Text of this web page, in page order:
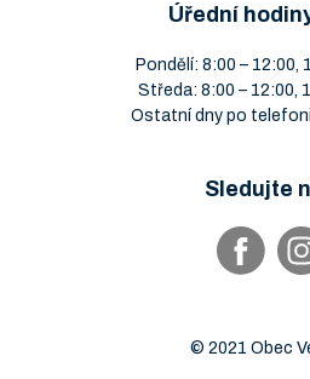
Úřední
Pondělí: 8:00 – 12:00,
Středa: 8:00 – 12:00,
Ostatní dny po
Sledujte
© 2021 Obec